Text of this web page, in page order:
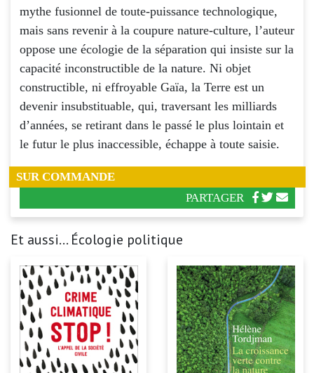
mythe fusionnel de toute-puissance technologique,
mais sans revenir à la coupure nature-culture, l’auteur
oppose une écologie de la séparation qui insiste sur la
capacité inconstructible de la nature. Ni objet
constructible, ni effroyable Gaïa, la Terre est un
devenir insubstituable, qui, traversant les milliards
d’années, se retirant dans le passé le plus lointain et
le futur le plus inaccessible, échappe à toute saisie.
SUR COMMANDE
PARTAGER
Et aussi... Écologie politique